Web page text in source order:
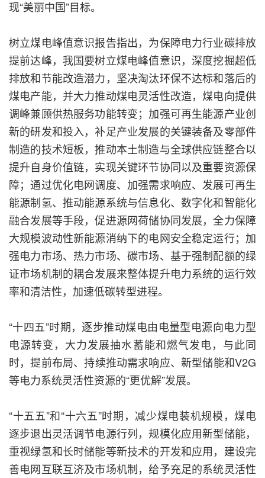
现“美丽中国”目标。
树立煤电峰值意识报告指出，为保障电力行业碳排放
提前达峰，我国要树立煤电峰值意识，深度挖掘超低
排放和节能改造潜力，坚决淘汰环保不达标和落后的
煤电产能，并大力推动煤电灵活性改造，煤电向提供
调峰兼顾供热服务功能转变；加强可再生能源产业创
新的研发和投入，补足产业发展的关键装备及零部件
制造的技术短板，推动本土制造与全球供应链整合以
提升自身价值链，实现关键环节协同以及重要资源保
障；通过优化电网调度、加强需求响应、发展可再生
能源制氢、推动能源系统与信息化、数字化和智能化
融合发展等手段，促进源网荷储协同发展，全力保障
大规模波动性新能源消纳下的电网安全稳定运行；加
强电力市场、热力市场、碳市场、基于强制配额的绿
证市场机制的耦合发展来整体提升电力系统的运行效
率和清洁性，加速低碳转型进程。
“十四五”时期，逐步推动煤电由电量型电源向电力型
电源转变，大力发展抽水蓄能和燃气发电，与此同
时，提前布局、持续推动需求响应、新型储能和V2G
等电力系统灵活性资源的“更优解”发展。
“十五五”和“十六五”时期，减少煤电装机规模，煤电
逐步退出灵活调节电源行列，规模化应用新型储能，
重视绿氢和长时储能等新技术的开发和应用，建设完
善电网互联互济及市场机制，给予充足的系统灵活性